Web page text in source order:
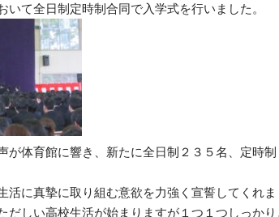
いて全日制定時制合同で入学式を行いました。
が体育館に響き、新たに全日制２３５名、定時制
活に真摯に取り組む意欲を力強く宣誓してくれま
だしい高校生活が始まりますが１つ１つしっか